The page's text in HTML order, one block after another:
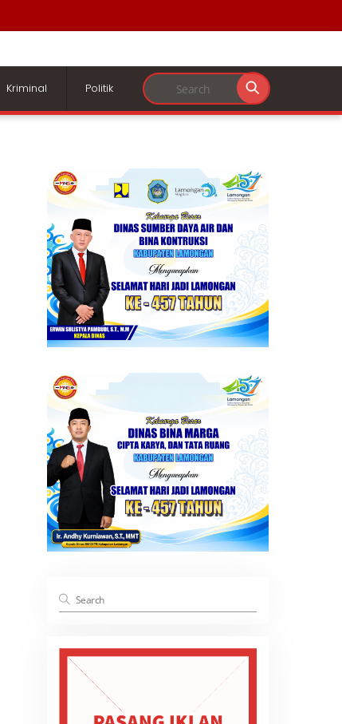
Kriminal Politik